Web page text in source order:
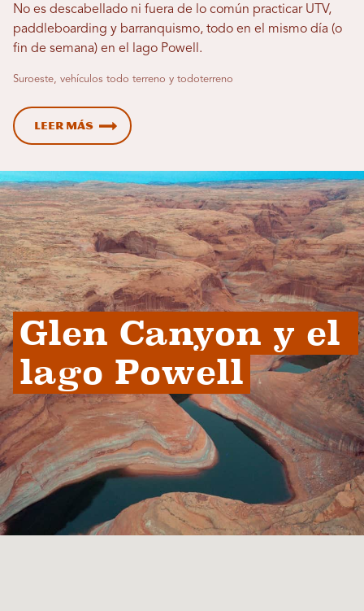
No es descabellado ni fuera de lo común practicar UTV,
paddleboarding y barranquismo, todo en el mismo día (o
fin de semana) en el lago Powell.
Suroeste, vehículos todo terreno y todoterreno
Leer más
Glen Canyon y el
lago Powell